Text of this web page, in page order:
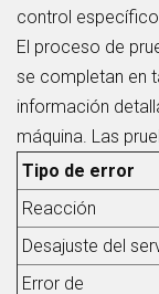
control
El proceso de
se completan en
información
máquina. Las
Tipo de error
Reacción
Desajuste del
Error de